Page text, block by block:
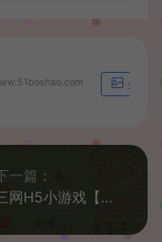
生成海
一篇：
三网H5小游戏【我坐哪里】最新整理WIN系服务端+Linux手工服务端+详细搭建教程